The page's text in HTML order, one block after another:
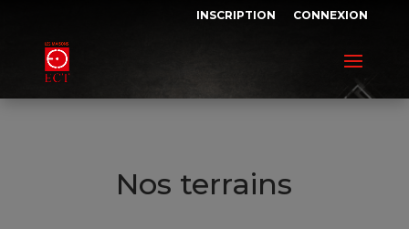
INSCRIPTION CONNEXION
Nos terrains